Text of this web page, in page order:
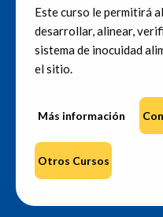
Este curso le permitirá
desarrollar, alinear,
sistema de inocuidad
el sitio.
Más información
Otros Cursos